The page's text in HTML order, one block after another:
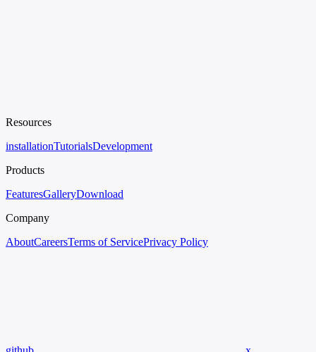
Resources
installationTutorialsDevelopment
Products
FeaturesGalleryDownload
Company
AboutCareersTerms of ServicePrivacy Policy